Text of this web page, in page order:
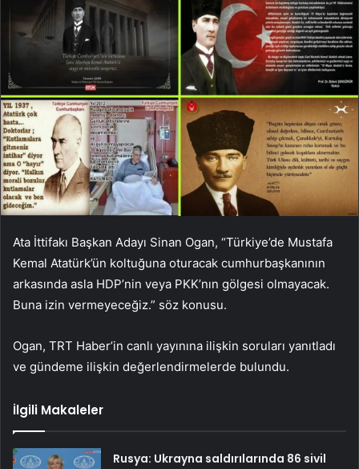
Ata İttifakı Başkan Adayı Sinan Ogan, “Türkiye’de Mustafa
Kemal Atatürk’ün koltuğuna oturacak cumhurbaşkanının
arkasında asla HDP’nin veya PKK’nın gölgesi olmayacak.
Buna izin vermeyeceğiz.” söz konusu.
Ogan, TRT Haber’in canlı yayınına ilişkin soruları yanıtladı
ve gündeme ilişkin değerlendirmelerde bulundu.
İlgili Makaleler
Rusya: Ukrayna saldırılarında 86 sivil